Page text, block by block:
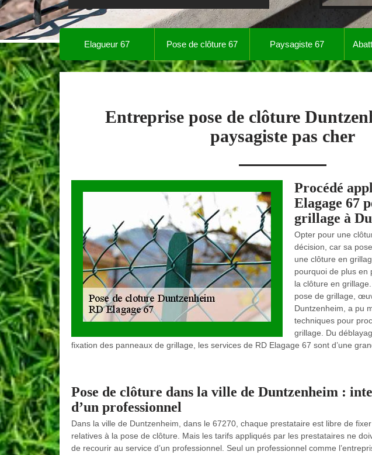
Elagueur 67 Pose de clôture 67 Paysagiste 67
Entreprise pose de clôture
paysagiste pas cher
Procédé
Elagage 67
grillage à
Opter pour une
décision, car sa
une clôture en
pourquoi de plus en
la clôture en
pose de grillage,
Duntzenheim, a pu
techniques pour
grillage. Du
fixation des panneaux de grillage, les services de RD Elagage 67 sont d’une
Pose de clôture dans la ville de Duntzenheim :
d’un professionnel
Dans la ville de Duntzenheim, dans le 67270, chaque prestataire est libre de
relatives à la pose de clôture. Mais les tarifs appliqués par les prestataires ne
de recourir au service d’un professionnel. Seul un professionnel comme